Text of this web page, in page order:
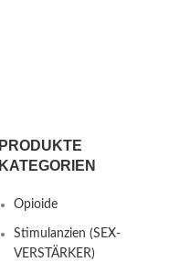
PRODUKTE
KATEGORIEN
Opioide
Stimulanzien (SEX-
VERSTÄRKER)